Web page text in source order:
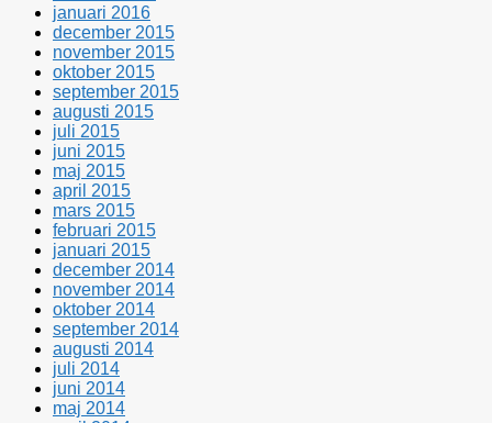
januari 2016
december 2015
november 2015
oktober 2015
september 2015
augusti 2015
juli 2015
juni 2015
maj 2015
april 2015
mars 2015
februari 2015
januari 2015
december 2014
november 2014
oktober 2014
september 2014
augusti 2014
juli 2014
juni 2014
maj 2014